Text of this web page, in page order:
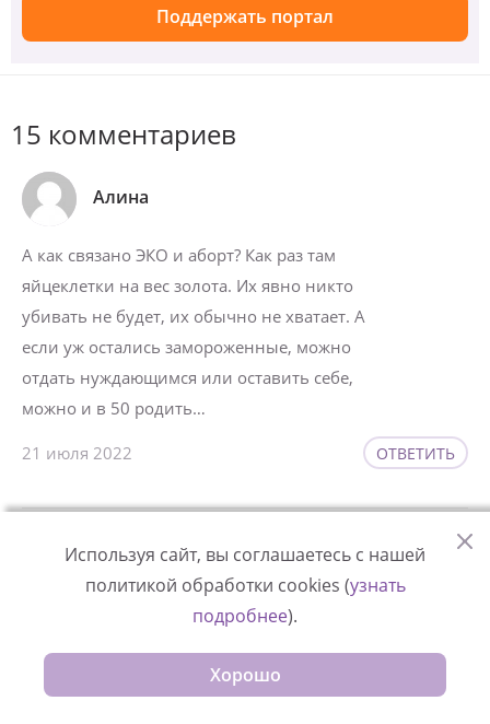
Поддержать портал
15 комментариев
Алина
А как связано ЭКО и аборт? Как раз там
яйцеклетки на вес золота. Их явно никто
убивать не будет, их обычно не хватает. А
если уж остались замороженные, можно
отдать нуждающимся или оставить себе,
можно и в 50 родить…
21 июля 2022 ОТВЕТИТЬ
Nina
Добрый день, спасибо большое за данную
надежды!!! Все совершенно верно, много для
Используя сайт, вы соглашаетесь с нашей
политикой обработки cookies (узнать
подробнее).
Хорошо